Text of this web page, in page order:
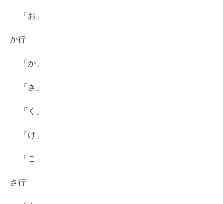
「お」
か行
「か」
「き」
「く」
「け」
「こ」
さ行